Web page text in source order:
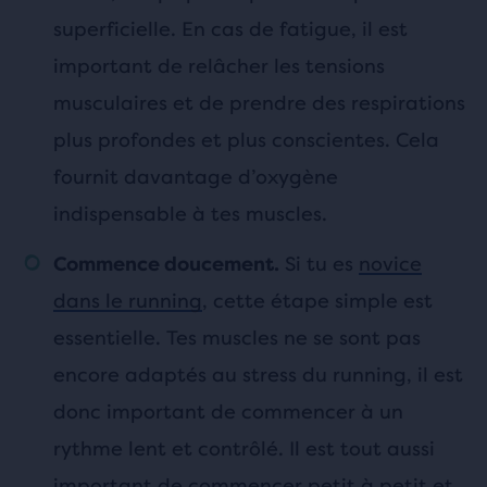
superficielle. En cas de fatigue, il est
important de relâcher les tensions
musculaires et de prendre des respirations
plus profondes et plus conscientes. Cela
fournit davantage d’oxygène
indispensable à tes muscles.
Commence doucement. Si tu es novice
dans le running, cette étape simple est
essentielle. Tes muscles ne se sont pas
encore adaptés au stress du running, il est
donc important de commencer à un
rythme lent et contrôlé. Il est tout aussi